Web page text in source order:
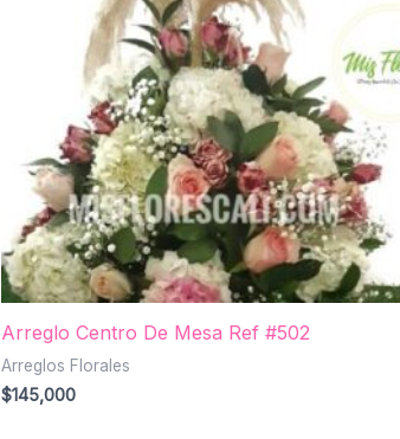
Arreglo Centro De Mesa Ref #502
Arreglos Florales
$145,000